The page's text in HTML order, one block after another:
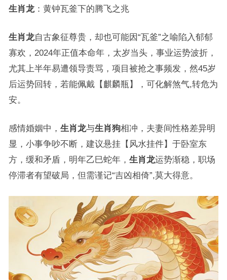
生肖龙：黄钟瓦釜下的腾飞之兆
生肖龙自古象征尊贵，却也可能因“瓦釜”之喻陷入郁郁
寡欢，2024年正值本命年，太岁当头，事业运势波折，
尤其上半年易遭领导责骂，项目被抢之事频发，然45岁
后运势回转，若能佩戴【麒麟瓶】，可化解煞气,转危为
安。
感情婚姻中， 生肖龙与生肖狗相冲，夫妻间性格差异明
显，小事争吵不断，建议悬挂【风水挂件】于卧室东
方，缓和矛盾，明年乙巳蛇年， 生肖龙运势渐稳，职场
停滞者有望破局，但需谨记“吉凶相倚”,莫大得意。